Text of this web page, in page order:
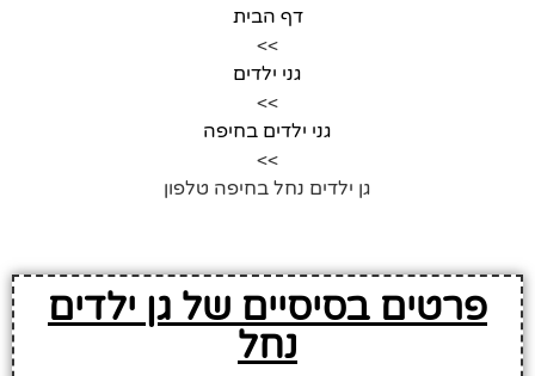
דף הבית
>>
גני ילדים
>>
גני ילדים בחיפה
>>
גן ילדים נחל בחיפה טלפון
פרטים בסיסיים של גן ילדים
נחל